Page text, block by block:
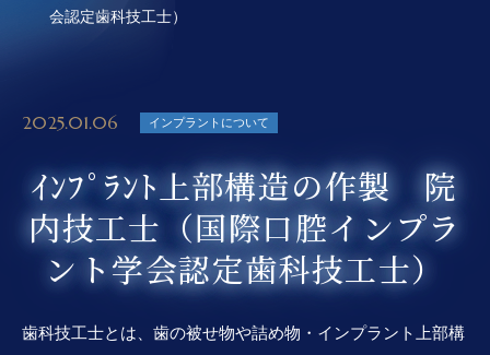
会認定歯科技工士）
2025.01.06 インプラントについて
ｲﾝﾌﾟﾗﾝﾄ上部構造の作製 院
内技工士（国際口腔インプラ
ント学会認定歯科技工士）
歯科技工士とは、歯の被せ物や詰め物・インプラント上部構